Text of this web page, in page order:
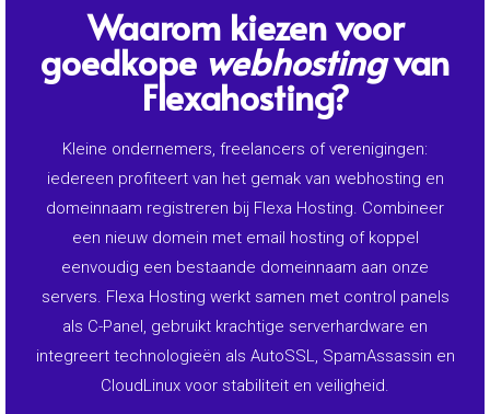
Waarom kiezen voor
goedkope webhostingvan
Flexahosting?
Kleine ondernemers, freelancers of verenigingen:
iedereen profiteert van het gemak van webhosting en
domeinnaam registreren bij Flexa Hosting. Combineer
een nieuw domein met email hosting of koppel
eenvoudig een bestaande domeinnaam aan onze
servers. Flexa Hosting werkt samen met control panels
als C-Panel, gebruikt krachtige serverhardware en
integreert technologieën als AutoSSL, SpamAssassin en
CloudLinux voor stabiliteit en veiligheid.